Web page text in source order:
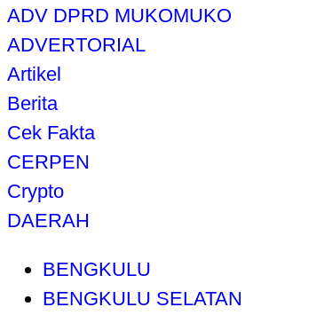
ADV DPRD MUKOMUKO
ADVERTORIAL
Artikel
Berita
Cek Fakta
CERPEN
Crypto
DAERAH
BENGKULU
BENGKULU SELATAN